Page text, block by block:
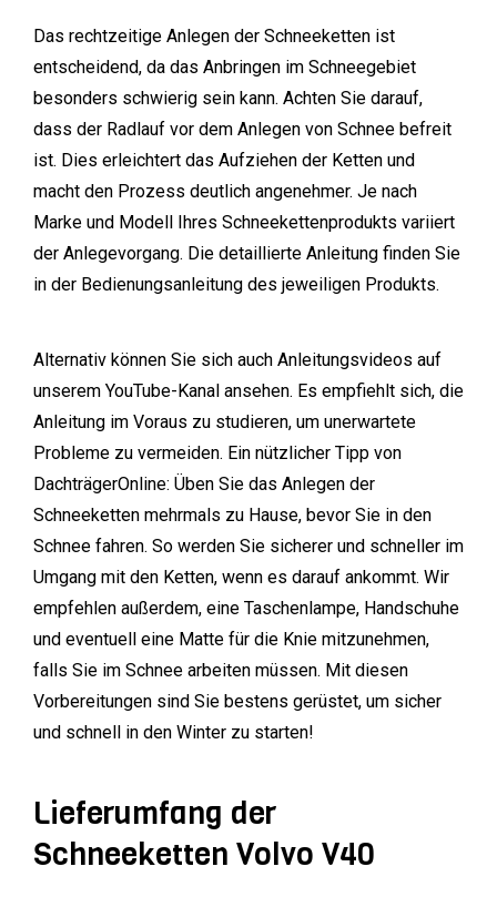
Das rechtzeitige Anlegen der Schneeketten ist
entscheidend, da das Anbringen im Schneegebiet
besonders schwierig sein kann. Achten Sie darauf,
dass der Radlauf vor dem Anlegen von Schnee befreit
ist. Dies erleichtert das Aufziehen der Ketten und
macht den Prozess deutlich angenehmer. Je nach
Marke und Modell Ihres Schneekettenprodukts variiert
der Anlegevorgang. Die detaillierte Anleitung finden Sie
in der Bedienungsanleitung des jeweiligen Produkts.
Alternativ können Sie sich auch Anleitungsvideos auf
unserem YouTube-Kanal ansehen. Es empfiehlt sich, die
Anleitung im Voraus zu studieren, um unerwartete
Probleme zu vermeiden. Ein nützlicher Tipp von
DachträgerOnline: Üben Sie das Anlegen der
Schneeketten mehrmals zu Hause, bevor Sie in den
Schnee fahren. So werden Sie sicherer und schneller im
Umgang mit den Ketten, wenn es darauf ankommt. Wir
empfehlen außerdem, eine Taschenlampe, Handschuhe
und eventuell eine Matte für die Knie mitzunehmen,
falls Sie im Schnee arbeiten müssen. Mit diesen
Vorbereitungen sind Sie bestens gerüstet, um sicher
und schnell in den Winter zu starten!
Lieferumfang der
Schneeketten Volvo V40